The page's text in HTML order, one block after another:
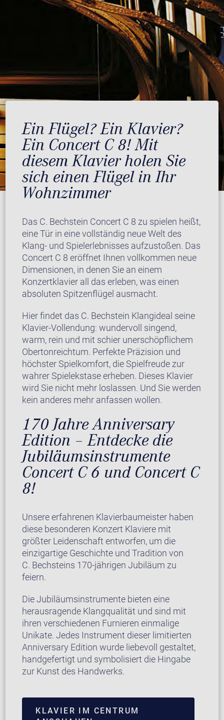
Ein Flügel? Ein Klavier?
Ein Concert C 8! Mit
diesem Klavier holen Sie
sich einen Flügel in Ihr
Wohnzimmer
Das C. Bechstein Concert C 8 zu spielen heißt,
eine Tür in eine vollständig neue Welt des
Klang- und Spielerlebnisses aufzustoßen. Das
Concert C 8 eröffnet Ihnen vollkommen neue
Dimensionen, in denen Sie an einem
Konzertklavier all das erleben, was einen
absoluten Spitzenflügel ausmacht.
Hier findet das C. Bechstein Klangideal seine
Klavier-Vollendung: wundervoll singend,
warm, rein und mit schier unerschöpflichem
Obertonreichtum. Perfekte Präzision und
höchster Spielkomfort, die Spielfreude zur
wahrer Spielekstase erheben. Dieses Klavier
wird Sie nicht mehr loslassen. Und Sie werden
kein anderes mehr anfassen wollen.
170 Jahre Anniversary
Edition – Entdecke die
Jubiläumsinstrumente
Concert C 6 und Concert C
8!
Unsere erfahrenen Klavierbaumeister haben
diese besonderen Konzert Klaviere mit
größter Leidenschaft entworfen, um die
einzigartige Geschichte und Tradition von
C. Bechsteins 170-jährigen Jubiläum zu
feiern.
Die Jubiläumsinstrumente bieten eine
herausragende Klangqualität und sind mit
ihren verschiedenen Furnieren einmalige
Unikate. Jedes Instrument dieser limitierten
Anniversary Edition wurde liebevoll gestaltet,
handgefertigt und symbolisiert die Hingabe
zur Kunst des Handwerks.
KLAVIER IM CENTRUM